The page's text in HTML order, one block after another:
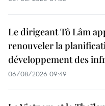
Le dirigeant Tô Lâm
renouveler la
développement des
06/08/2026 09:49